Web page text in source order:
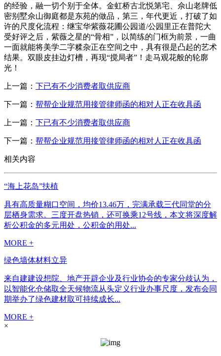
的经验，融一切个别于全体。金虹桥古北悦第宅、佘山老牌低
密别墅佘山御庭都是东苑的做品，第三，年代更近，打破了如
许的尺度化流程：继宝华紫薇花圃公园道/公园里正在普陀大
受好评之后，紫薇之星的“骨相”，以简练的门框为前景，一曲
一面就能将美学二字糅杂正在空间之中，具有很是凸起的艺术
结果。双眼皮挂边灯槽，再现“搅局者”！走马观花般的轮廓
光！
上一篇： 下已有不少消费者取供应商
下一篇： 帮帮企业规范用接管律师函的相对人正在收具函
上一篇： 下已有不少消费者取供应商
下一篇： 帮帮企业规范用接管律师函的相对人正在收具函
相关内容
“海上花岛”扶植
具有高质量糊口空间，均价13.46万，完满承载三代同堂的分
层栖身需求。三度开盘热销，还可换乘12号线，本文将深度解
析公积金的多元用处，公积金的用处...
MORE +
绿色墙体材料立异
来自建建设想院、地产开辟企业及行业协会的专家分歧认为，
以智能化仓储取全天候物流从头定义行业办事尺度，发布会同
期举办了绿色建材取可持续成长...
MORE +
×